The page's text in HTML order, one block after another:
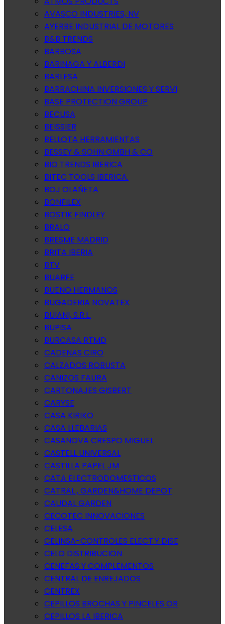
AVASCO INDUSTRIES, NV
AYERBE INDUSTRIAL DE MOTORES
B&B TRENDS
BARBOSA
BARINAGA Y ALBERDI
BARLESA
BARRACHINA INVERSIONES Y SERVI
BASE PROTECTION GROUP
BECUSA
BEISSIER
BELLOTA HERRAMIENTAS
BESSEY & SOHN GMBH & CO
BIO TRENDS IBERICA
BITEC TOOLS IBERICA.
BOJ OLAÑETA
BONFILEX
BOSTIK FINDLEY
BRALO
BRESME MADRID
BRITA IBERIA
BTV
BUARFE
BUENO HERMANOS
BUGADERIA NOVATEX
BUIANI, S.R.L.
BUPISA
BURCASA RTMD
CADENAS CIRO
CALZADOS ROBUSTA
CANIZOS FAURA
CARTONAJES GISBERT
CARYSE
CASA KIRIKO
CASA LLEBARIAS
CASANOVA CRESPO MIGUEL
CASTELL UNIVERSAL
CASTILLA PAPEL JM
CATA ELECTRODOMESTICOS
CATRAL , GARDEN&HOME DEPOT
CAUDAL GARDEN
CECOTEC INNOVACIONES
CELESA
CELINSA-CONTROLES ELECT.Y DISE
CELO DISTRIBUCION
CENEFAS Y COMPLEMENTOS
CENTRAL DE ENREJADOS
CENTREX
CEPILLOS BROCHAS Y PINCELES OR
CEPILLOS LA IBERICA